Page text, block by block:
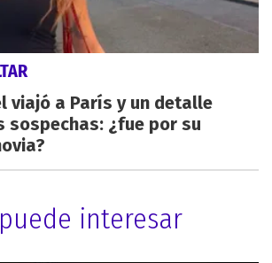
viajó a París y un detalle
sospechas: ¿fue por su
interesar